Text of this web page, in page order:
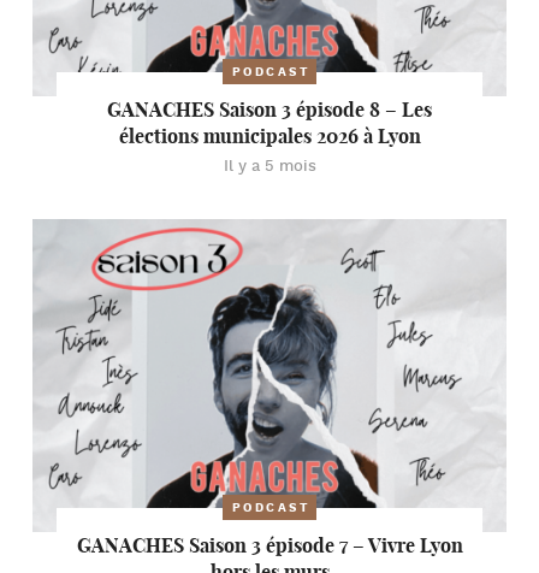
PODCAST
GANACHES Saison 3 épisode 8 – Les
élections municipales 2026 à Lyon
Il y a 5 mois
PODCAST
GANACHES Saison 3 épisode 7 – Vivre Lyon